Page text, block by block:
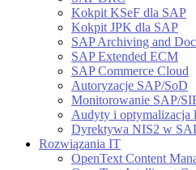
Kokpit KSeF dla SAP
Kokpit JPK dla SAP
SAP Archiving and
SAP Extended ECM
SAP Commerce Cloud
Autoryzacje SAP/SoD
Monitorowanie SAP/
Audyty i optymalizacja
Dyrektywa NIS2 w
Rozwiązania IT
OpenText Content